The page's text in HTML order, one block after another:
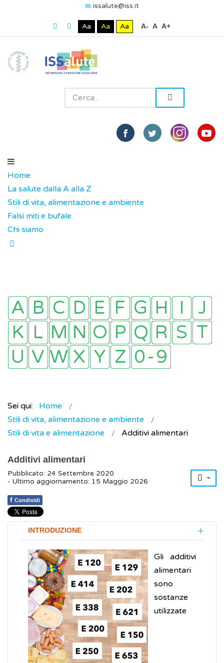
issalute@iss.it
Aa Aa Aa A- A A+
Home
La salute dalla A alla Z
Stili di vita, alimentazione e ambiente
Falsi miti e bufale
Chi siamo
Sei qui:
Home
Stili di vita, alimentazione e ambiente
Stili di vita e alimentazione
Additivi alimentari
Additivi alimentari
Pubblicato: 24 Settembre 2020
- Ultimo aggiornamento: 15 Maggio 2026
f Condividi
INTRODUZIONE
Gli additivi
alimentari
sono
sostanze
utilizzate